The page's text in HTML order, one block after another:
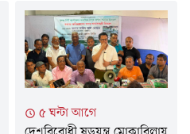
প্রশাসক মোহাম্মদ জাহিদুল ইসলাম
মিঞা। সফরসূচিতে থাকা
বাঁশখালী, হাটহাজারী ও শাহ
আমানত আন্তর্জাতিক বিমানবন্দরের
প্রস্তুতি নিখুঁত করতে প্রতিদিনই এক
স্থান থেকে আরেক স্থানে ছুটে
বেড়াচ্ছেন তিনি।জেলা প্রশাসনের
কর্মকর্তাদের পাশাপাশি উপজেলা
৫ ঘন্টা আগে